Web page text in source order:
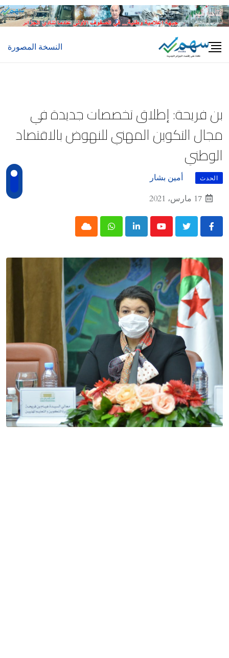
Skip
to
النسخة المصورة
بن فريحة: إطلاق تخصصات جديدة في
مجال التكوين المهني للنهوض بالاقتصاد
الوطني
الحدث
أمين بشار
17 مارس، 2021
Youtube
LinkedIn
Whatsapp
Cloud